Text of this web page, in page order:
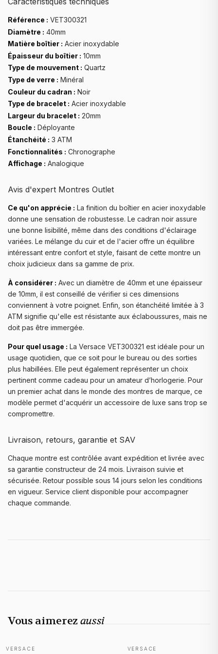
Référence : VET300321
Diamètre : 40mm
Matière boîtier : Acier inoxydable
Épaisseur du boîtier : 10mm
Type de mouvement : Quartz
Type de verre : Minéral
Couleur du cadran : Noir
Type de bracelet : Acier inoxydable
Largeur du bracelet : 20mm
Boucle : Déployante
Étanchéité : 3 ATM
Fonctionnalités : Chronographe
Affichage : Analogique
Avis d'expert Montres Outlet
Ce qu'on apprécie : La finition du boîtier en acier inoxydable
donne une sensation de robustesse. Le cadran noir assure
une bonne lisibilité, même dans des conditions d'éclairage
variées. Le mélange du cuir et de l'acier offre un équilibre
intéressant entre confort et style, faisant de cette montre un
choix judicieux dans sa gamme de prix.
À considérer : Avec un diamètre de 40mm et une épaisseur
de 10mm, il est conseillé de vérifier si ces dimensions
conviennent à votre poignet. Enfin, son étanchéité limitée à 3
ATM signifie qu'elle est résistante aux éclaboussures, mais ne
doit pas être immergée.
Pour quel usage : La Versace VET300321 est idéale pour un
usage quotidien, que ce soit pour le bureau ou des sorties
plus habillées. Elle peut également représenter un choix
pertinent comme cadeau pour un amateur d’horlogerie. Pour
un premier achat dans le monde des montres de marque, ce
modèle permet d'acquérir un accessoire de luxe sans trop se
compromettre.
Livraison, retours, garantie et SAV
Chaque montre est contrôlée avant expédition et livrée avec
sa garantie constructeur de 24 mois. Livraison suivie et
sécurisée. Retour possible sous 14 jours selon les conditions
en vigueur. Service client disponible pour accompagner
chaque commande.
Vous aimerez aussi
VERSACE VERSACE